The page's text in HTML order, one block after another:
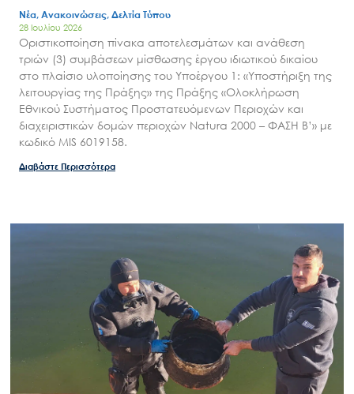
Ο.ΦΥ.ΠΕ.Κ.Α.
Νέα – Δημοσιότητα
Άξονες δράσης
Μ.Δ.Π.Π.
Νέα, Ανακοινώσεις, Δελτία Τύπου
28 Ιουλίου 2026
Οριστικοποίηση πίνακα αποτελεσμάτων και ανάθεση
τριών (3) συμβάσεων μίσθωσης έργου ιδιωτικού δικαίου
στο πλαίσιο υλοποίησης του Υποέργου 1: «Υποστήριξη της
λειτουργίας της Πράξης» της Πράξης «Ολοκλήρωση
Εθνικού Συστήματος Προστατευόμενων Περιοχών και
διαχειριστικών δομών περιοχών Natura 2000 – ΦΑΣΗ Β’» με
κωδικό MIS 6019158.
Διαβάστε Περισσότερα